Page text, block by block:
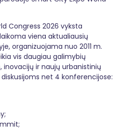
Congress 2026 vyksta
viena aktualiausių
organizuojama nuo 2011 m.
vis daugiau galimybių
inovacijų ir naujų urbanistinių
net 4 konferencijose: